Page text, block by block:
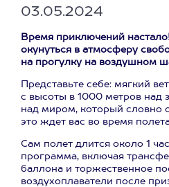
03.05.2024
Время приключений
окунуться в атмосферу
на прогулку на воздушном
Представьте себе: мягкий
с высоты в 1000 метров над
над миром, который словно
это ждет вас во время
Сам полет длится около 1
программа, включая
баллона и торжественное
воздухоплаватели после